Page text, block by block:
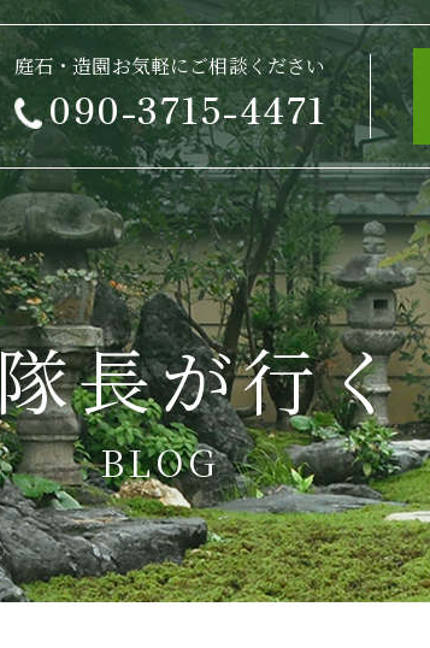
庭石・造園お気軽にご相談ください
090-3715-4471
長が行く
BLOG